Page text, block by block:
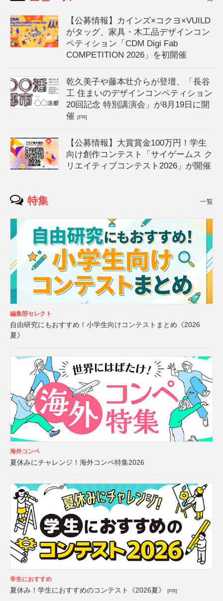
【公募情報】カインズ×コクヨ×VUILD
がタッグ、家具・木工品デザインコン
ペティション「CDM Digi Fab
COMPETITION 2026」を初開催
乾久美子や藤本壮介らが登壇、「長谷
工 住まいのデザインコンペティション
20回記念 特別講演会」が8月19日に開
催[PR]
【公募情報】大賞賞金100万円！学生
向け創作コンテスト「サイゲームス ク
リエイティブコンテスト2026」が開催
特集 一覧
編集部セレクト
自由研究にもおすすめ！小学生向けコンテストまとめ《2026
夏》
海外コンペ
夏休みにチャレンジ！海外コンペ特集2026
学生におすすめ
夏休み！学生におすすめのコンテスト《2026夏》 [PR]